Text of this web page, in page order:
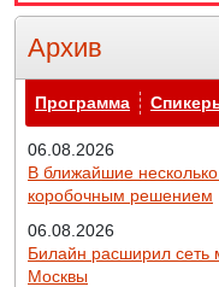
Архив
Архив
Программа
06.08.2026
В ближайшие
коробочным решением
06.08.2026
Билайн расширил сеть
Москвы